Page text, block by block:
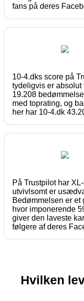
fans på deres
10-4.dks score på
tydeligvis er
19.208
med toprating, og
her har 10-4.dk
På Trustpilot har
utvivlsomt er
Bedømmelsen er et
hvor imponerende
giver den laveste
følgere af deres
Hvilken